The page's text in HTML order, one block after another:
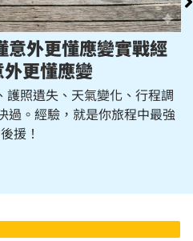
專業團長帶你玩
照與急救證照，跟我們一起去
攝影紀錄。你負責玩，瑣事就
們啦！